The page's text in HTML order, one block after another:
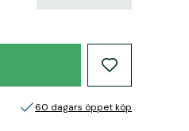
60 dagars öppet köp